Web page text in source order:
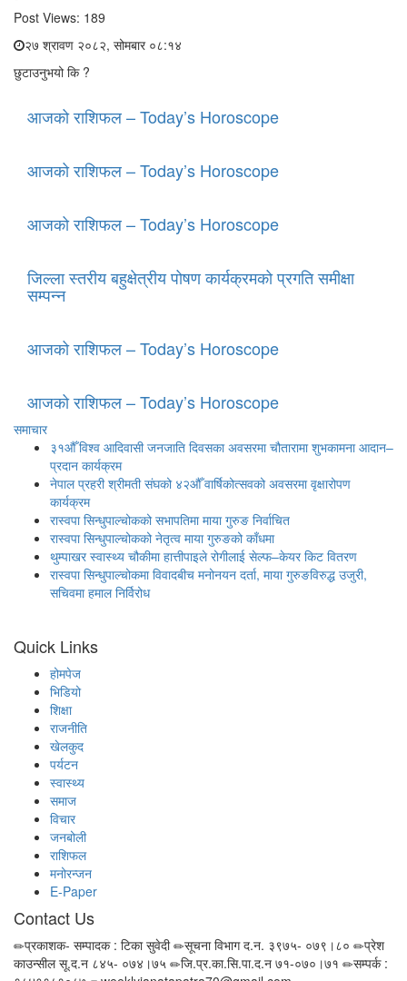
Post Views: 189
२७ श्रावण २०८२, सोमबार ०८:१४
छुटाउनुभयो कि ?
आजको राशिफल – Today’s Horoscope
आजको राशिफल – Today’s Horoscope
आजको राशिफल – Today’s Horoscope
जिल्ला स्तरीय बहुक्षेत्रीय पोषण कार्यक्रमको प्रगति समीक्षा
सम्पन्न
आजको राशिफल – Today’s Horoscope
आजको राशिफल – Today’s Horoscope
समाचार
३१औँ विश्व आदिवासी जनजाति दिवसका अवसरमा चौतारामा शुभकामना आदान–
प्रदान कार्यक्रम
नेपाल प्रहरी श्रीमती संघको ४२औँ वार्षिकोत्सवको अवसरमा वृक्षारोपण
कार्यक्रम
रास्वपा सिन्धुपाल्चोकको सभापतिमा माया गुरुङ निर्वाचित
रास्वपा सिन्धुपाल्चोकको नेतृत्व माया गुरुङको काँधमा
थुम्पाखर स्वास्थ्य चौकीमा हात्तीपाइले रोगीलाई सेल्फ–केयर किट वितरण
रास्वपा सिन्धुपाल्चोकमा विवादबीच मनोनयन दर्ता, माया गुरुङविरुद्ध उजुरी,
सचिवमा हमाल निर्विरोध
Quick Links
होमपेज
भिडियो
शिक्षा
राजनीति
खेलकुद
पर्यटन
स्वास्थ्य
समाज
विचार
जनबोली
राशिफल
मनोरन्जन
E-Paper
Contact Us
प्रकाशक- सम्पादक : टिका सुवेदी सूचना विभाग द.न. ३९७५- ०७९।८०
प्रेश
काउन्सील सू.द.न ८४५- ०७४।७५
जि.प्र.का.सि.पा.द.न ७१-०७०।७१
सम्पर्क :